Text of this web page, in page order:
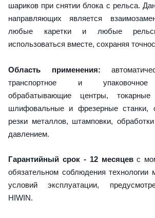
шариков при снятии блока с рельса.
направляющих является
любые каретки и любые
использоваться вместе, сохраняя
Область применения:
транспортное и упаковочное
обрабатывающие центры,
шлифовальные и фрезерные станки,
резки металлов, штамповки,
давлением.
Гарантийный срок - 12 месяцевс
обязательном соблюдения технологии
условий эксплуатации,
HIWIN.